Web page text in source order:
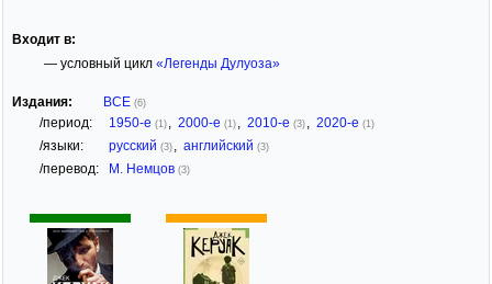
Входит в:
— условный цикл «Легенды Дулуоза»
Издания: ВСЕ (6)
/период: 1950-е (1) 2000-е (1) 2010-е (3) 2020-е (1)
/языки: русский (3) английский (3)
/перевод: М. Немцов (3)